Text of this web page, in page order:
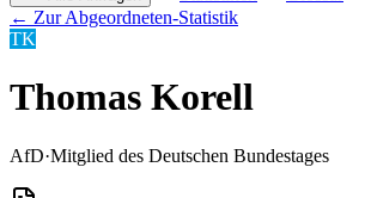
← Zur Abgeordneten-Statistik
TK
Thomas Korell
AfD·Mitglied des Deutschen Bundestages